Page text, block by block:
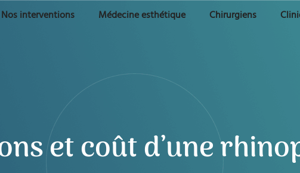
Nos interventions Médecine esthétique Chirurgiens
et coût d’une